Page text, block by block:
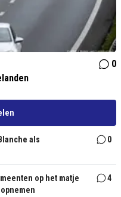
0
als
0
op het matje
4